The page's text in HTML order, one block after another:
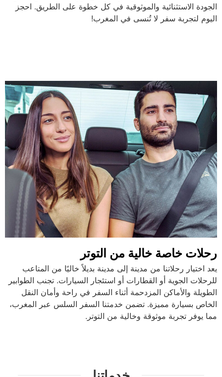
الجودة الاستثنائية والموثوقية في كل خطوة على الطريق. احجز
اليوم لتجربة سفر لا تُنسى في المغرب!
رحلات خاصة خالية من التوتر
يعد اختيار رحلاتنا من مدينة إلى مدينة بديلاً خاليًا من المتاعب
للرحلات الجوية أو القطارات أو استئجار السيارات. تجنب الطوابير
الطويلة والأماكن المزدحمة أثناء السفر في راحة وأمان النقل
الخاص بسيارة مميزة. تضمن خدمتنا السفر السلس عبر المغرب،
مما يوفر تجربة موثوقة وخالية من التوتر.